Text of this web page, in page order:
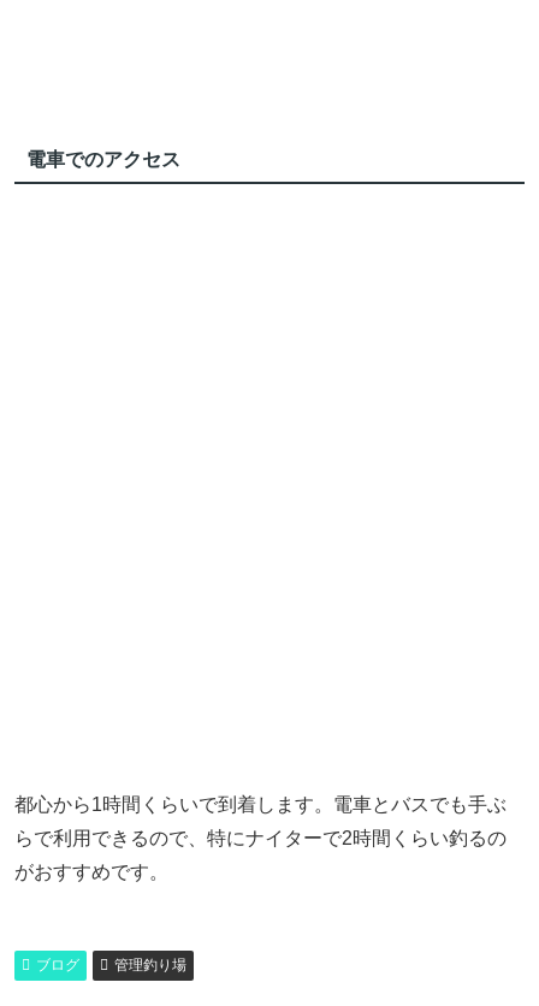
電車でのアクセス
都心から1時間くらいで到着します。電車とバスでも手ぶ
らで利用できるので、特にナイターで2時間くらい釣るの
がおすすめです。
ブログ 管理釣り場